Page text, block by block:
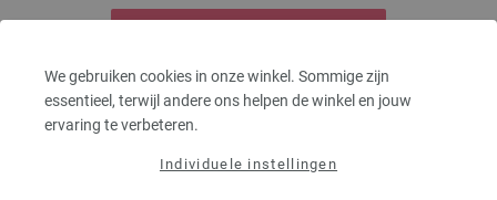
We gebruiken cookies in onze winkel. Sommige zijn
essentieel, terwijl andere ons helpen de winkel en jouw
ervaring te verbeteren.
Individuele instellingen
Op mijn boodschappenlijstje